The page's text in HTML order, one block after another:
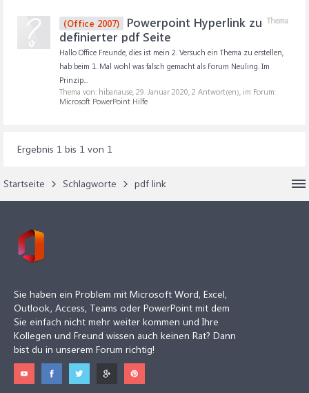
Thema
(Office 2007)
Powerpoint Hyperlink zu
definierter pdf Seite
Hallo Office Freunde, dies ist mein 2. Versuch ein Thema zu erstellen,
hab beim 1. Mal wohl was falsch gemacht als Forum Neuling. Im
Prinzip...
Thema von: hibanause, 29. Januar 2020, 2 Antwort(en), im Forum:
Microsoft PowerPoint Hilfe
Ergebnis 1 bis 1 von 1
Startseite Schlagworte pdf link
Sie haben ein Problem mit Microsoft Word, Excel,
Outlook, Access, Teams oder PowerPoint mit dem
Sie einfach nicht mehr weiter kommen und Ihre
Kollegen und Freund wissen auch keinen Rat? Dann
bist du in unserem Forum richtig!